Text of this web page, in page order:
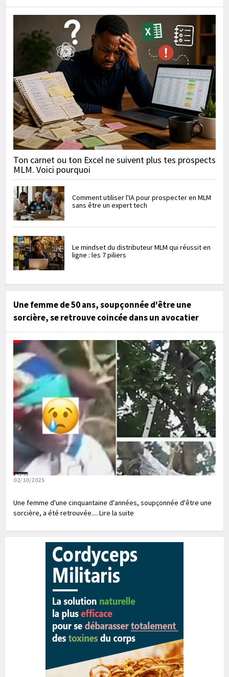
Ton carnet ou ton Excel ne suivent plus tes prospects
MLM. Voici pourquoi
Comment utiliser l'IA pour prospecter en MLM
sans être un expert tech
Le mindset du distributeur MLM qui réussit en
ligne : les 7 piliers
Une femme de 50 ans, soupçonnée d'être une
sorcière, se retrouve coincée dans un avocatier
02/10/2025
Une femme d'une cinquantaine d'années, soupçonnée d'être une
sorcière, a été retrouvée.... Lire la suite